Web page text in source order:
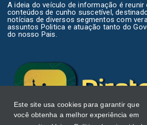
Este site usa cookies para garantir que
você obtenha a melhor experiência em
A ideia do veículo de informação é reunir
conteúdos de cunho suscetível,
notícias de diversos segmentos com
assuntos Politica e atuação tanto do
do nosso Pais.